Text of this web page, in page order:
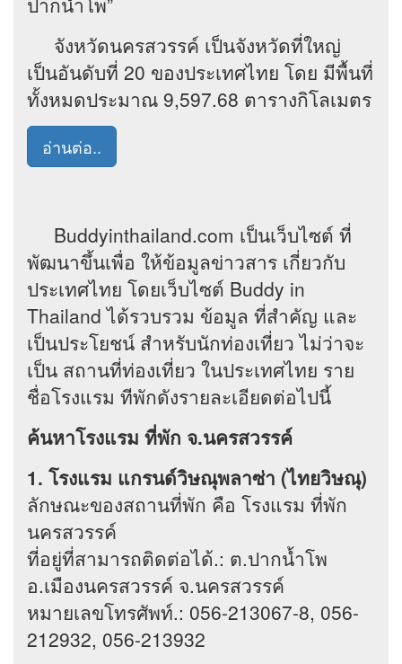
จังหวัดนครสวรรค์ เป็นจังหวัดที่ใหญ่
เป็นอันดับที่ 20 ของประเทศไทย โดย มีพื้นที่
ทั้งหมดประมาณ 9,597.68 ตารางกิโลเมตร
อ่านต่อ..
Buddyinthailand.com เป็นเว็บไซต์ ที่
พัฒนาขึ้นเพื่อ ให้ข้อมูลข่าวสาร เกี่ยวกับ
ประเทศไทย โดยเว็บไซต์ Buddy in
Thailand ได้รวบรวม ข้อมูล ที่สำคัญ และ
เป็นประโยชน์ สำหรับนักท่องเที่ยว ไม่ว่าจะ
เป็น สถานที่ท่องเที่ยว ในประเทศไทย ราย
ชื่อโรงแรม ทีพักดังรายละเอียดต่อไปนี้
ค้นหาโรงแรม ที่พัก จ.นครสวรรค์
1. โรงแรม แกรนด์วิษณุพลาซ่า (ไทยวิษณุ)
ลักษณะของสถานที่พัก คือ โรงแรม ที่พัก
นครสวรรค์
ที่อยู่ที่สามารถติดต่อได้.: ต.ปากน้ำโพ
อ.เมืองนครสวรรค์ จ.นครสวรรค์
หมายเลขโทรศัพท์.: 056-213067-8, 056-
212932, 056-213932